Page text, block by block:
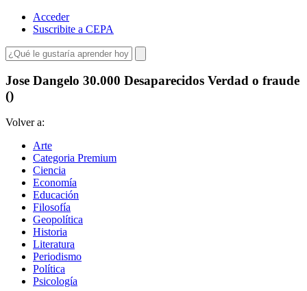
Acceder
Suscribite a CEPA
Jose Dangelo 30.000 Desaparecidos Verdad o fraude
()
Volver a:
Arte
Categoria Premium
Ciencia
Economía
Educación
Filosofía
Geopolítica
Historia
Literatura
Periodismo
Política
Psicología